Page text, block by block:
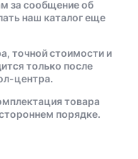
за сообщение об
наш каталог еще
точной стоимости и
только после
центра.
товара
порядке.